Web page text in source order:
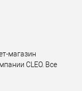
магазин
CLEO. Все